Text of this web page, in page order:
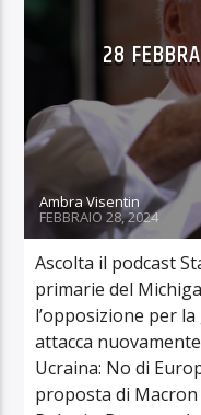
28
Ambra Visentin
FEBBRAIO 28, 2024
Ascolta il podcast
primarie del
l’opposizione per
attacca
Ucraina: No di
proposta di